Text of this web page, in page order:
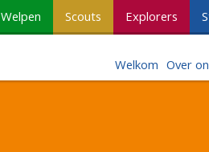
Welpen Scouts Explorers
Welkom Over